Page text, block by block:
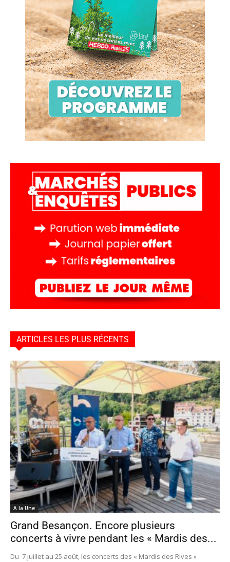
ARTICLES LES PLUS RÉCENTS
A la Une
Grand Besançon. Encore plusieurs
concerts à vivre pendant les « Mardis des...
Du 7 juillet au 25 août, les concerts des « Mardis des Rives »